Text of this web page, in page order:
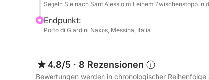
Segeln Sie nach Sant'Alessio mit einem Zwischenstopp
Endpunkt:
Porto di Giardini Naxos, Messina, Italia
4.8/5 · 8 Rezensionen
Bewertungen werden in chronologischer Reihenfolge